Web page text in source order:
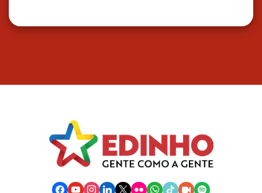
facebook
youtubeinstagram
linkedin
x flickrwhatsapp
tiktokvideo-spotify